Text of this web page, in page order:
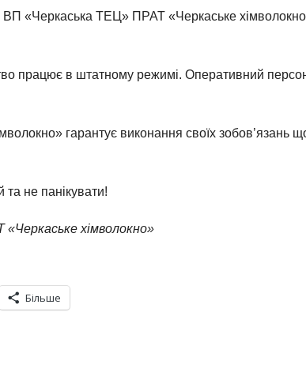
«Черкаська ТЕЦ» ПРАТ «Черкаське хімволокно»
працює в штатному режимі. Оперативний
гарантує виконання своїх зобов’язань
та не панікувати!
хімволокно»
Більше